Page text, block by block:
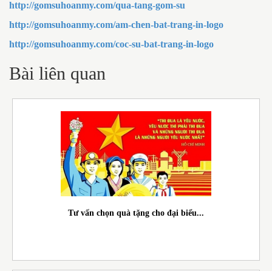
http://gomsuhoanmy.com/qua-tang-gom-su
http://gomsuhoanmy.com/am-chen-bat-trang-in-logo
http://gomsuhoanmy.com/coc-su-bat-trang-in-logo
Bài liên quan
Tư vấn chọn quà tặng cho đại biểu...